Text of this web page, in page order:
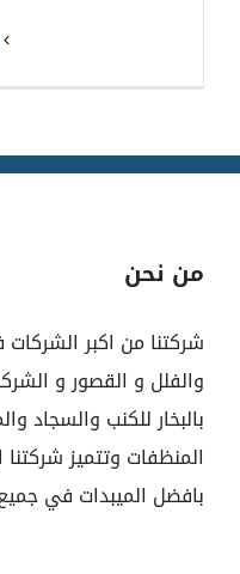
من نحن
شركتنا من اكبر
والفلل و القصور و
بالبخار للكنب والسجاد
المنظفات وتتميز
بافضل الميبدات في جميع